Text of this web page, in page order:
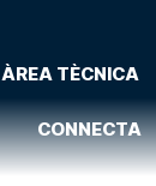
ÀREA TÈCNICA
CONNECTA